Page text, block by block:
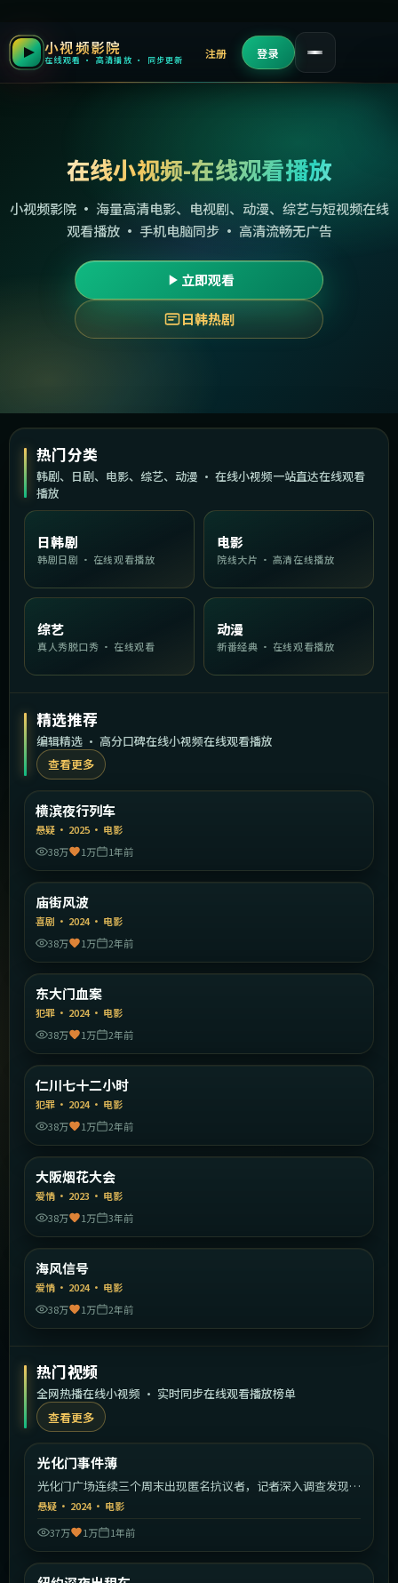
小视频影院
在线观看 · 高清播放 · 同步更新 注册 登录
在线小视频-在线观看播放
小视频影院 · 海量高清电影、电视剧、动漫、综艺与短视频在线
观看播放 · 手机电脑同步 · 高清流畅无广告
立即观看
日韩热剧
热门分类
韩剧、日剧、电影、综艺、动漫 · 在线小视频一站直达在线观看
播放
日韩剧
韩剧日剧 · 在线观看播放
电影
院线大片 · 高清在线播放
综艺
真人秀脱口秀 · 在线观看
动漫
新番经典 · 在线观看播放
精选推荐
编辑精选 · 高分口碑在线小视频在线观看播放
查看更多
精选
横滨夜行列车
悬疑 · 2025 · 电影
38万
1万 1年前
精选
庙街风波
喜剧 · 2024· 电影
38万
1万 2年前
精选
东大门血案
犯罪 · 2024· 电影
38万
1万 2年前
精选
仁川七十二小时
犯罪 · 2024· 电影
38万
1万 2年前
精选
大阪烟花大会
爱情 · 2023 · 电影
38万
1万 3年前
精选
海风信号
爱情 · 2024· 电影
38万
1万 2年前
热门视频
全网热播在线小视频 · 实时同步在线观看播放榜单
查看更多
热门
光化门事件薄
光化门广场连续三个周末出现匿名抗议者，记者深入调查发现政
商秘密。
悬疑 · 2024· 电影
37万
1万 1年前